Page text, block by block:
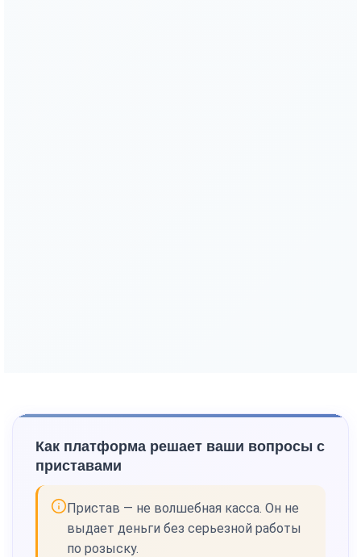
Как платформа решает ваши вопросы с
приставами
Пристав — не волшебная касса. Он не
выдает деньги без серьезной работы
по розыску.